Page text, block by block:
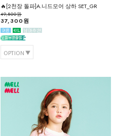
🔥[2천장 돌파]A.니드모어 상하 SET_GR
49,800원
37,300원
OPTION